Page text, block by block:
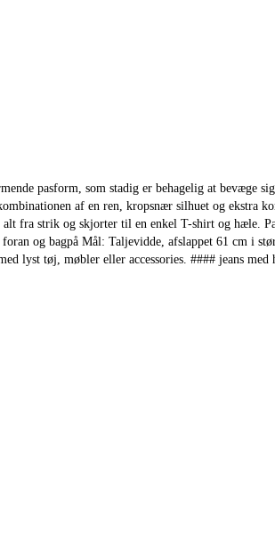
pasform, som stadig er behagelig at bevæge
af en ren, kropsnær silhuet og ekstra
fra strik og skjorter til en enkel T-shirt og hæle.
og bagpå Mål: Taljevidde, afslappet 61 cm i
lyst tøj, møbler eller accessories. #### jeans